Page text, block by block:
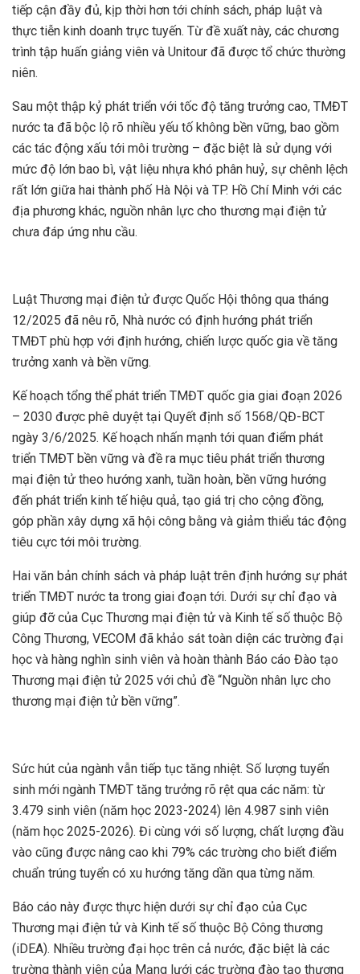
tiếp cận đầy đủ, kịp thời hơn tới chính sách, pháp luật và
thực tiễn kinh doanh trực tuyến. Từ đề xuất này, các chương
trình tập huấn giảng viên và Unitour đã được tổ chức thường
niên.
Sau một thập kỷ phát triển với tốc độ tăng trưởng cao, TMĐT
nước ta đã bộc lộ rõ nhiều yếu tố không bền vững, bao gồm
các tác động xấu tới môi trường – đặc biệt là sử dụng với
mức độ lớn bao bì, vật liệu nhựa khó phân huỷ, sự chênh lệch
rất lớn giữa hai thành phố Hà Nội và TP. Hồ Chí Minh với các
địa phương khác, nguồn nhân lực cho thương mại điện tử
chưa đáp ứng nhu cầu.
Luật Thương mại điện tử được Quốc Hội thông qua tháng
12/2025 đã nêu rõ, Nhà nước có định hướng phát triển
TMĐT phù hợp với định hướng, chiến lược quốc gia về tăng
trưởng xanh và bền vững.
Kế hoạch tổng thể phát triển TMĐT quốc gia giai đoạn 2026
– 2030 được phê duyệt tại Quyết định số 1568/QĐ-BCT
ngày 3/6/2025. Kế hoạch nhấn mạnh tới quan điểm phát
triển TMĐT bền vững và đề ra mục tiêu phát triển thương
mại điện tử theo hướng xanh, tuần hoàn, bền vững hướng
đến phát triển kinh tế hiệu quả, tạo giá trị cho cộng đồng,
góp phần xây dựng xã hội công bằng và giảm thiểu tác động
tiêu cực tới môi trường.
Hai văn bản chính sách và pháp luật trên định hướng sự phát
triển TMĐT nước ta trong giai đoạn tới. Dưới sự chỉ đạo và
giúp đỡ của Cục Thương mại điện tử và Kinh tế số thuộc Bộ
Công Thương, VECOM đã khảo sát toàn diện các trường đại
học và hàng nghìn sinh viên và hoàn thành Báo cáo Đào tạo
Thương mại điện tử 2025 với chủ đề “Nguồn nhân lực cho
thương mại điện tử bền vững”.
Sức hút của ngành vẫn tiếp tục tăng nhiệt. Số lượng tuyển
sinh mới ngành TMĐT tăng trưởng rõ rệt qua các năm: từ
3.479 sinh viên (năm học 2023-2024) lên 4.987 sinh viên
(năm học 2025-2026). Đi cùng với số lượng, chất lượng đầu
vào cũng được nâng cao khi 79% các trường cho biết điểm
chuẩn trúng tuyển có xu hướng tăng dần qua từng năm.
Báo cáo này được thực hiện dưới sự chỉ đạo của Cục
Thương mại điện tử và Kinh tế số thuộc Bộ Công thương
(iDEA). Nhiều trường đại học trên cả nước, đặc biệt là các
trường thành viên của Mạng lưới các trường đào tạo thương